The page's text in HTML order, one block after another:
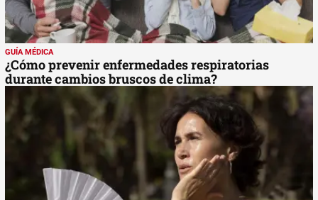
GUÍA MÉDICA
¿Cómo prevenir enfermedades respiratorias
durante cambios bruscos de clima?